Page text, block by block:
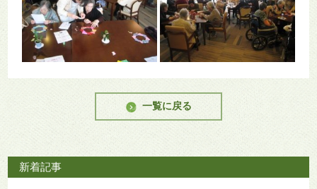
一覧に戻る
新着記事